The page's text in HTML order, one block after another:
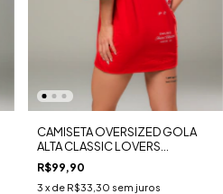
CAMISETA OVERSIZED GOLA
ALTA CLASSIC LOVERS
VALENTINE'S DAY MALHA GOLD
R$99,90
3 x de R$33,30 sem juros